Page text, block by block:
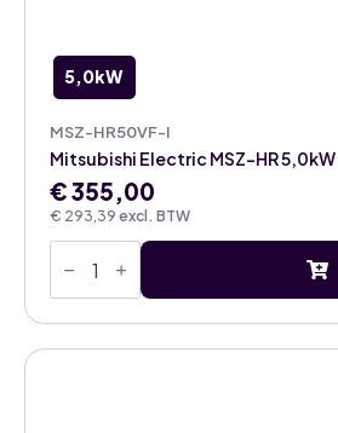
5,0kW
MSZ-HR50VF-I
€ 293,39 excl. BTW
Mitsubishi Electric MSZ-HR
€355,00
Mitsubishi
Electric
HR
5,0kW
airco